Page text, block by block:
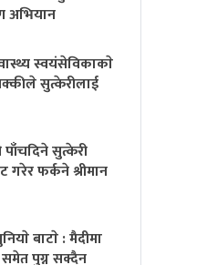
अभियान
स्वयंसेविकाकाे
सुत्केरीलाई
सुत्केरी
गरेर फर्कने श्रीमान
बाटाे : मैदीमा
पुग्न सक्दैन